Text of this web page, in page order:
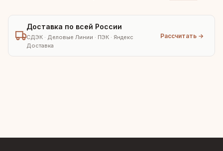
Доставка по всей России
СДЭК · Деловые Линии · ПЭК · Яндекс
Доставка
Рассчитать →